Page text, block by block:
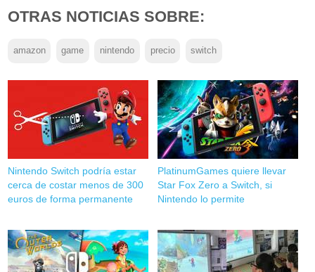
OTRAS NOTICIAS SOBRE:
amazon game nintendo precio switch
Nintendo Switch podría estar
cerca de costar menos de 300
euros de forma permanente
PlatinumGames quiere llevar
Star Fox Zero a Switch, si
Nintendo lo permite